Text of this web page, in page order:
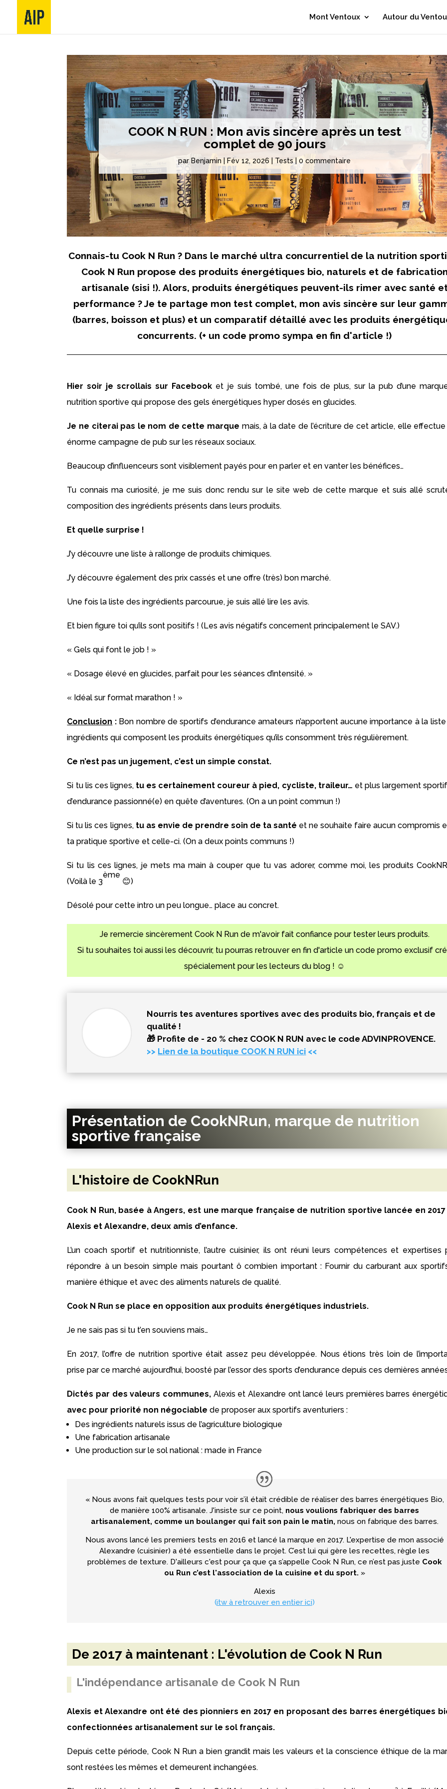
Mont Ventoux Autour du
COOK N RUN : Mon avis sincère après un test
complet de 90 jours
par Benjamin Fév 12, 2026 Tests |0 commentaire
Connais-tu Cook N Run ? Dans le marché ultra concurrentiel de la nutrition
Cook N Run propose des produits énergétiques bio, naturels et de
artisanale (sisi !). Alors, produits énergétiques peuvent-ils rimer avec santé
performance ? Je te partage mon test complet, mon avis sincère sur leur
(barres, boisson et plus) et un comparatif détaillé avec les produits
concurrents. (+ un code promo sympa en fin d'article !)
Hier soir je scrollais sur Facebook et je suis tombé, une fois de plus, sur la pub d’une
nutrition sportive qui propose des gels énergétiques hyper dosés en glucides.
Je ne citerai pas le nom de cette marque mais, à la date de l’écriture de cet article, elle
énorme campagne de pub sur les réseaux sociaux.
Beaucoup d’influenceurs sont visiblement payés pour en parler et en vanter les bénéfices…
Tu connais ma curiosité, je me suis donc rendu sur le site web de cette marque et suis allé
composition des ingrédients présents dans leurs produits.
Et quelle surprise !
J’y découvre une liste à rallonge de produits chimiques.
J’y découvre également des prix cassés et une offre (très) bon marché.
Une fois la liste des ingrédients parcourue, je suis allé lire les avis.
Et bien figure toi qu’ils sont positifs ! (Les avis négatifs concernent principalement le SAV.)
« Gels qui font le job ! »
« Dosage élevé en glucides, parfait pour les séances d’intensité. »
« Idéal sur format marathon ! »
Conclusion :Bon nombre de sportifs d’endurance amateurs n’apportent aucune importance à la
ingrédients qui composent les produits énergétiques qu’ils consomment très régulièrement.
Ce n’est pas un jugement, c’est un simple constat.
Si tu lis ces lignes, tu es certainement coureur à pied, cycliste, traileur… et plus largement
d’endurance passionné(e) en quête d’aventures. (On a un point commun !)
Si tu lis ces lignes, tu as envie de prendre soin de ta santé et ne souhaite faire aucun compromis
ta pratique sportive et celle-ci.(On a deux points communs !)
Si tu lis ces lignes, je mets ma main à couper que tu vas adorer, comme moi, les produits
(Voilà le 3
ème
😊)
Désolé pour cette intro un peu longue… place au concret.
Je remercie sincèrement Cook N Run de m'avoir fait confiance pour tester leurs produits.
Si tu souhaites toi aussi les découvrir, tu pourras retrouver en fin d'article un code promo exclusif
spécialement pour les lecteurs du blog ! ☺️​
Nourris tes aventures sportives avec des produits bio, français et de
qualité !
🎁 Profite de - 20 % chez COOK N RUN avec le code ADVINPROVENCE.
>> Lien de la boutique COOK N RUN ici <<
Présentation de CookNRun, marque de nutrition
sportive française
L'histoire de CookNRun
Cook N Run, basée à Angers, est une marque française de nutrition sportive lancée en
Alexis et Alexandre, deux amis d’enfance.
L’un coach sportif et nutritionniste, l’autre cuisinier, ils ont réuni leurs compétences et expertises
répondre à un besoin simple mais pourtant ô combien important : Fournir du carburant aux
manière éthique et avec des aliments naturels de qualité.
Cook N Run se place en opposition aux produits énergétiques industriels.
Je ne sais pas si tu t’en souviens mais…
En 2017, l’offre de nutrition sportive était assez peu développée. Nous étions très loin de
prise par ce marché aujourd’hui, boosté par l’essor des sports d’endurance depuis ces dernières
Dictés par des valeurs communes, Alexis et Alexandre ont lancé leurs premières barres
avec pour priorité non négociable de proposer aux sportifs aventuriers :
Des ingrédients naturels issus de l’agriculture biologique
Une fabrication artisanale
Une production sur le sol national : made in France
« Nous avons fait quelques tests pour voir s’il était crédible de réaliser des barres énergétiques Bio,
de manière 100% artisanale. J'insiste sur ce point, nous voulions fabriquer des barres
artisanalement, comme un boulanger qui fait son pain le matin, nous on fabrique des barres.
Nous avons lancé les premiers tests en 2016 et lancé la marque en 2017. L'expertise de mon associé
Alexandre (cuisinier) a été essentielle dans le projet. C’est lui qui gère les recettes, règle les
problèmes de texture. D'ailleurs c'est pour ça que ça s’appelle Cook N Run, ce n’est pas juste Cook
ou Run c’est l'association de la cuisine et du sport. »
Alexis
(itw à retrouver en entier ici)
De 2017 à maintenant : L'évolution de Cook N Run
L'indépendance artisanale de Cook N Run
Alexis et Alexandre ont été des pionniers en 2017 en proposant des barres énergétiques
confectionnées artisanalement sur le sol français.
Depuis cette période, Cook N Run a bien grandit mais les valeurs et la conscience éthique de la
sont restées les mêmes et demeurent inchangées.